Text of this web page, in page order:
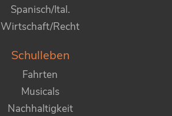
Spanisch/Ital.
Wirtschaft/Recht
Schulleben
Fahrten
Musicals
Nachhaltigkeit